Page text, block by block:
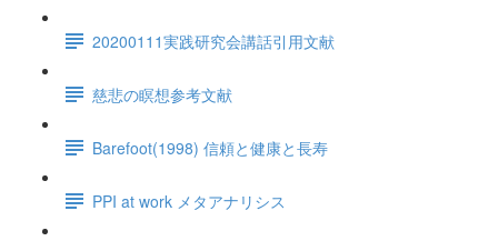
20200111実践研究会講話引用文献
慈悲の瞑想参考文献
Barefoot(1998) 信頼と健康と長寿
PPI at work メタアナリシス